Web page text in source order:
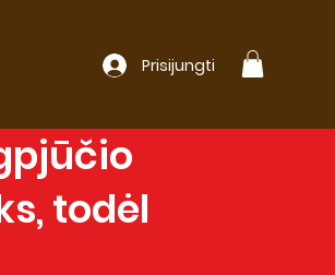
Prisijungti
todėl